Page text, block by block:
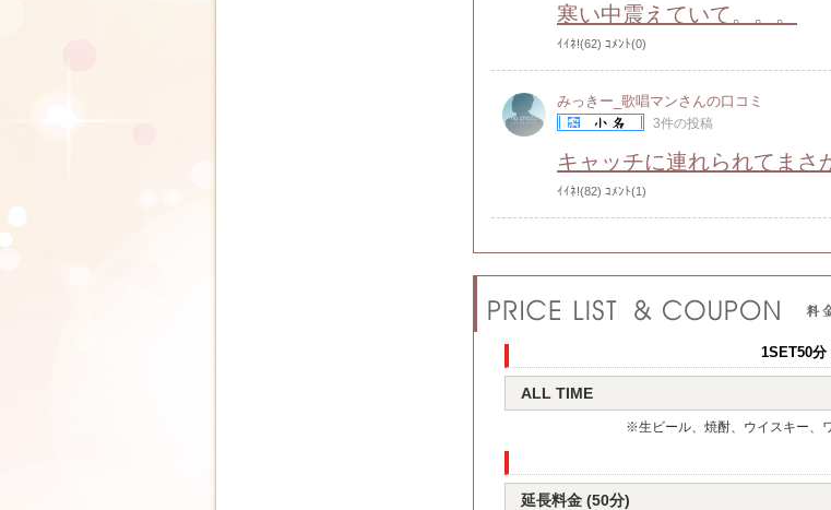
寒い中震えていて。。。
ｲｲﾈ!(62) ｺﾒﾝﾄ(0)
みっきー_歌唱マンさんの口コミ
3件の投稿
キャッチに連れられてまさ
ｲｲﾈ!(82) ｺﾒﾝﾄ(1)
1SET50分
ALL TIME
※生ビール、焼酎、ウイスキー、
延長料金 (50分)